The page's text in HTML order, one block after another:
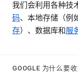
我们会利用各种技
码、本地存储（例
存）、数据库和服
GOOGLE 为什么要